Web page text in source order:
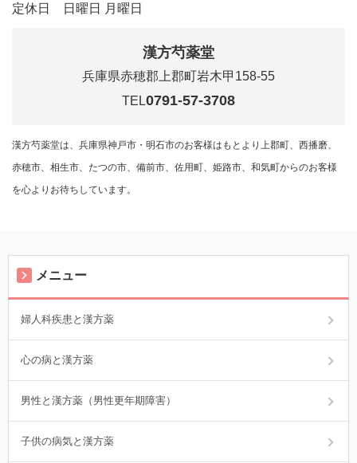
定休日 日曜日 月曜日
漢方芍薬堂
兵庫県赤穂郡上郡町岩木甲158-55
TEL0791-57-3708
漢方芍薬堂は、兵庫県神戸市・明石市のお客様はもとより上郡町、西播磨、
赤穂市、相生市、たつの市、備前市、佐用町、姫路市、和気町からのお客様
を心よりお待ちしています。
メニュー
婦人科疾患と漢方薬
心の病と漢方薬
男性と漢方薬（男性更年期障害）
子供の病気と漢方薬